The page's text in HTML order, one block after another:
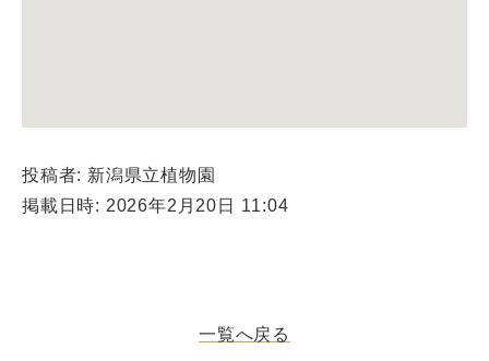
投稿者: 新潟県立植物園
掲載日時: 2026年2月20日 11:04
一覧へ戻る